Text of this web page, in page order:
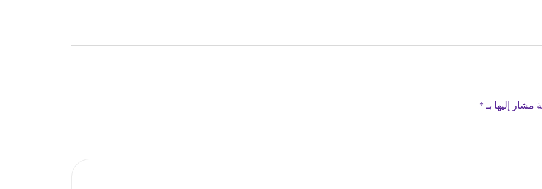
مشار إليها بـ *